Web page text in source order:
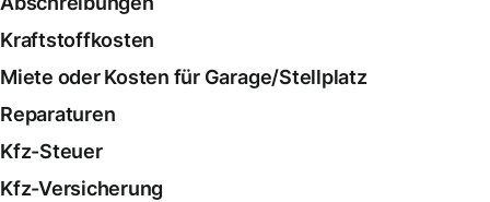
Kraftstoffkosten
Miete oder Kosten für Garage/Stellplatz
Reparaturen
Kfz-Steuer
Kfz-Versicherung